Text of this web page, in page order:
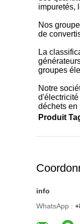
impuretés,
Nos
de
La
groupes
Notre
déchets en
Produit
info
WhatsApp :